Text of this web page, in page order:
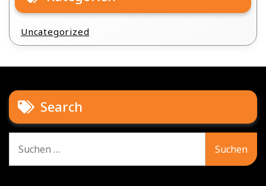
Uncategorized
Search
nach: